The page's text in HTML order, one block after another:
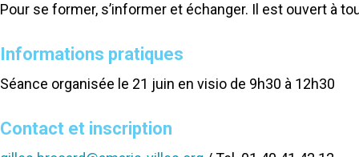
Pour se former, s’informer et échanger. Il est ouvert à
Informations pratiques
Séance organisée le 21 juin en visio de 9h30 à 12h30
Contact et inscription